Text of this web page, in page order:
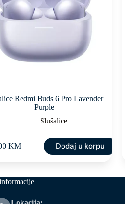
Redmi Buds 6 Pro Lavender
Purple
Slušalice
KM Dodaj u korpu
Lokacija: